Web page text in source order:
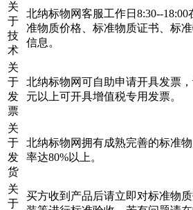
关
于
技
术
北纳标物网客服工作日8:30--
准物质价格、标准物质证书、标
信息。
关
于
发
票
北纳标物网可自助申请开具发票
元以上可开具增值税专用发票。
关
于
发
货
北纳标物网拥有成熟完善的标准
率达80%以上。
关
于
买方收到产品后请立即对标准物